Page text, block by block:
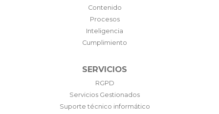
Contenido
Procesos
Inteligencia
Cumplimiento
SERVICIOS
RGPD
Servicios Gestionados
Suporte técnico informático